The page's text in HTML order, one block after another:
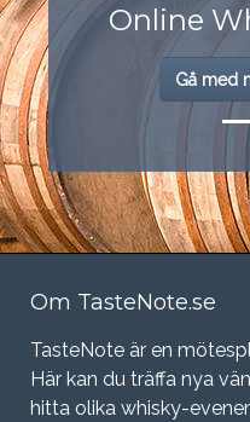
Online
Gå med
Om TasteNote.se
TasteNote är en
Här kan du träffa nya
hitta olika whisky-